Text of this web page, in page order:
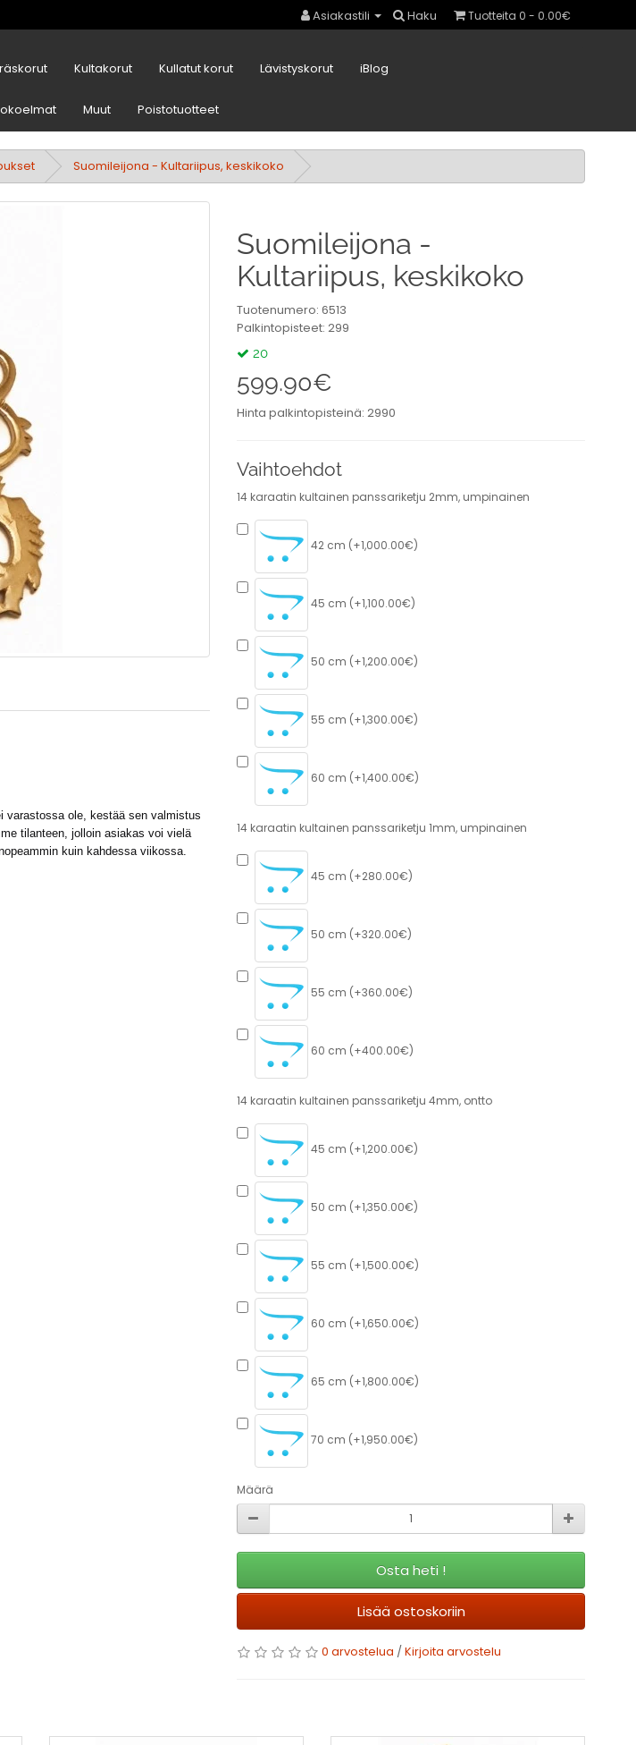
Asiakastili Haku Tuotteita 0 - 0.00€
Kultakorut Kullatut korut Lävistyskorut iBlog
Muut Poistotuotteet
Suomileijona - Kultariipus, keskikoko
varastossa ole, kestää sen valmistus
tilanteen, jolloin asiakas voi vielä
kuin kahdessa viikossa.
Suomileijona -
Kultariipus, keskikoko
Tuotenumero: 6513
Palkintopisteet: 299
20
599.90€
Hinta palkintopisteinä: 2990
Vaihtoehdot
14 karaatin kultainen panssariketju 2mm, umpinainen
42 cm (+1,000.00€)
45 cm (+1,100.00€)
50 cm (+1,200.00€)
55 cm (+1,300.00€)
60 cm (+1,400.00€)
14 karaatin kultainen panssariketju 1mm, umpinainen
45 cm (+280.00€)
50 cm (+320.00€)
55 cm (+360.00€)
60 cm (+400.00€)
14 karaatin kultainen panssariketju 4mm, ontto
45 cm (+1,200.00€)
50 cm (+1,350.00€)
55 cm (+1,500.00€)
60 cm (+1,650.00€)
65 cm (+1,800.00€)
70 cm (+1,950.00€)
Määrä
Osta heti !
Lisää ostoskoriin
0 arvostelua / Kirjoita arvostelu